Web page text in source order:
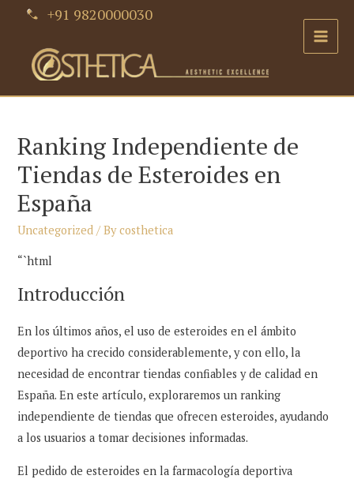
content
+91 9820000030
Main
Ranking Independiente de
Tiendas de Esteroides en
España
Uncategorized / Bycosthetica
“`html
Introducción
En los últimos años, el uso de esteroides en el ámbito
deportivo ha crecido considerablemente, y con ello, la
necesidad de encontrar tiendas confiables y de calidad en
España. En este artículo, exploraremos un ranking
independiente de tiendas que ofrecen esteroides, ayudando
a los usuarios a tomar decisiones informadas.
El pedido de esteroides en la farmacología deportiva